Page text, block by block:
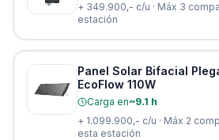
+ 349.900,- c/u · Máx 3
estación
Panel Solar Bifacial
EcoFlow 110W
Carga en~9.1 h
+ 1.099.900,- c/u · Máx 2
esta estación